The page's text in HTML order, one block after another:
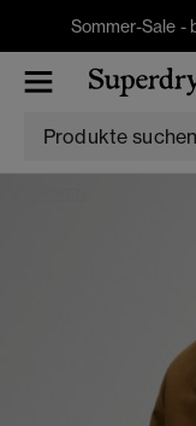
Sommer-Sale -